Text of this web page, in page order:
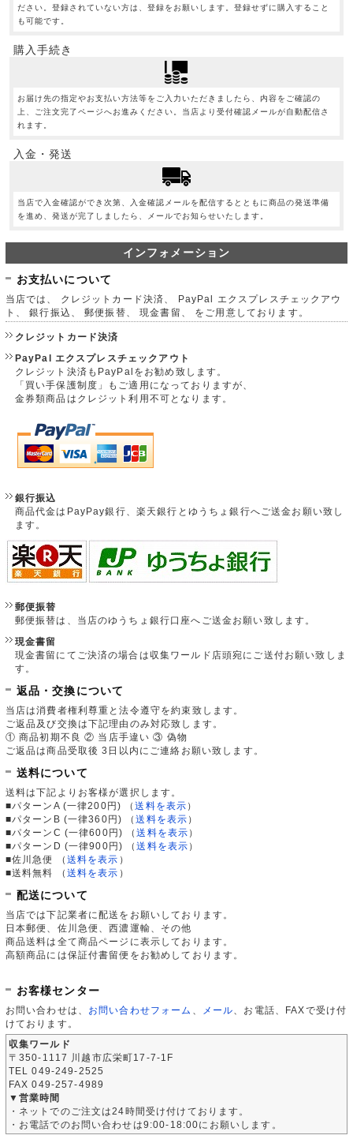
ださい。登録されていない方は、登録をお願いします。登録せずに購入すること
も可能です。
購入手続き
お届け先の指定やお支払い方法等をご入力いただきましたら、内容をご確認の
上、ご注文完了ページへお進みください。当店より受付確認メールが自動配信さ
れます。
入金・発送
当店で入金確認ができ次第、入金確認メールを配信するとともに商品の発送準備
を進め、発送が完了しましたら、メールでお知らせいたします。
インフォメーション
お支払いについて
当店では、 クレジットカード決済、 PayPal エクスプレスチェックアウ
ト、 銀行振込、 郵便振替、 現金書留、 をご用意しております。
クレジットカード決済
PayPal エクスプレスチェックアウト
クレジット決済もPayPalをお勧め致します。
「買い手保護制度」もご適用になっておりますが、
金券類商品はクレジット利用不可となります。
銀行振込
商品代金はPayPay銀行、楽天銀行とゆうちょ銀行へご送金お願い致し
ます。
郵便振替
郵便振替は、当店のゆうちょ銀行口座へご送金お願い致します。
現金書留
現金書留にてご決済の場合は収集ワールド店頭宛にご送付お願い致しま
す。
返品・交換について
当店は消費者権利尊重と法令遵守を約束致します。
ご返品及び交換は下記理由のみ対応致します。
① 商品初期不良 ② 当店手違い ③ 偽物
ご返品は商品受取後 3日以内にご連絡お願い致します。
送料について
送料は下記よりお客様が選択します。
■パターンA (一律200円)
（送料を表示 ）
■パターンB (一律360円)
（送料を表示 ）
■パターンC (一律600円)
（送料を表示 ）
■パターンD (一律900円)
（送料を表示 ）
■佐川急便
（ 送料を表示 ）
■送料無料
（ 送料を表示 ）
配送について
当店では下記業者に配送をお願いしております。
日本郵便、佐川急便、西濃運輸、その他
商品送料は全て商品ページに表示しております。
高額商品には保証付書留便をお勧めしております。
お客様センター
お問い合わせは、 お問い合わせフォーム メール 、お電話、FAXで受け付
けております。
収集ワールド
〒350-1117 川越市広栄町17-7-1F
TEL 049-249-2525
FAX 049-257-4989
▼営業時間
・ネットでのご注文は24時間受け付けております。
・お電話でのお問い合わせは9:00-18:00にお願いします。